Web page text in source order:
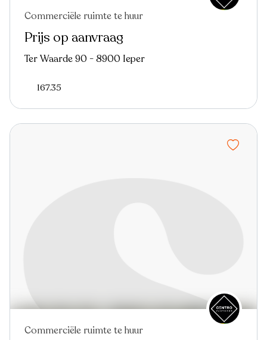
Commerciële ruimte te huur
Prijs op aanvraag
Ter Waarde 90 - 8900 Ieper
167.35
Commerciële ruimte te huur